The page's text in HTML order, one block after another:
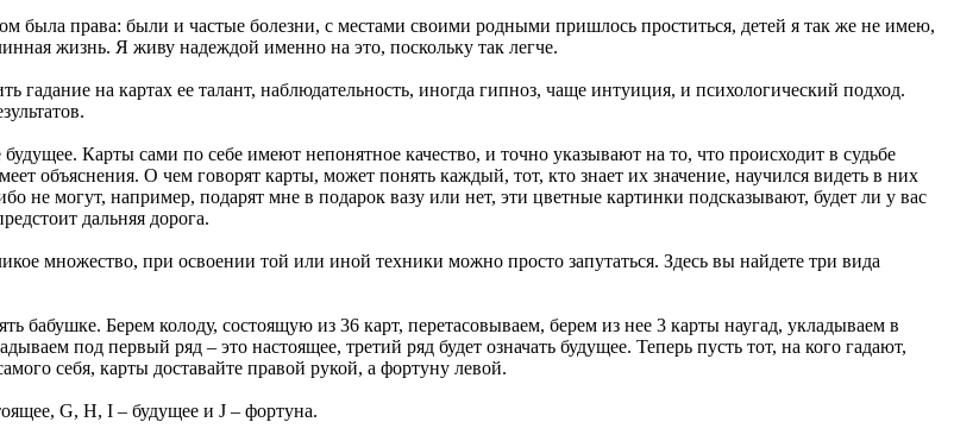
была права: были и частые болезни, с местами своими родными пришлось проститься, детей я так же не имею,
жизнь. Я живу надеждой именно на это, поскольку так легче.
на картах ее талант, наблюдательность, иногда гипноз, чаще интуиция, и психологический подход.
Карты сами по себе имеют непонятное качество, и точно указывают на то, что происходит в судьбе
объяснения. О чем говорят карты, может понять каждый, тот, кто знает их значение, научился видеть в них
не могут, например, подарят мне в подарок вазу или нет, эти цветные картинки подсказывают, будет ли у вас
дальняя дорога.
множество, при освоении той или иной техники можно просто запутаться. Здесь вы найдете три вида
бабушке. Берем колоду, состоящую из 36 карт, перетасовываем, берем из нее 3 карты наугад, укладываем в
под первый ряд – это настоящее, третий ряд будет означать будущее. Теперь пусть тот, на кого гадают,
себя, карты доставайте правой рукой, а фортуну левой.
G, H, I – будущее и J – фортуна.